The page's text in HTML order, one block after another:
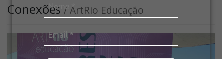
Conexões / ArtRio Educação